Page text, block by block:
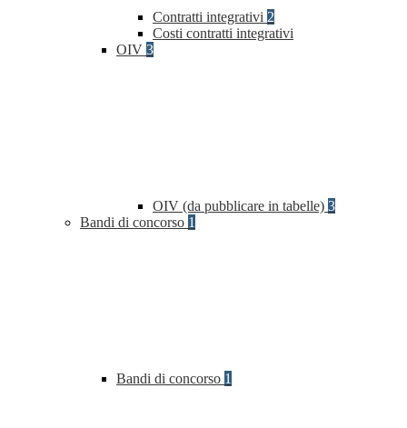
Contratti integrativi 2
Costi contratti integrativi
OIV 3
OIV (da pubblicare in tabelle) 3
Bandi di concorso 1
Bandi di concorso 1